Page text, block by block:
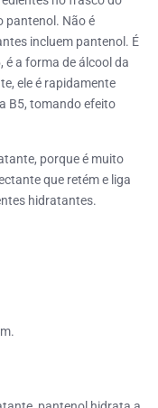
pantenol. Não é
incluem pantenol. É
a forma de álcool da
ele é rapidamente
B5, tomando efeito
porque é muito
que retém e liga
hidratantes.